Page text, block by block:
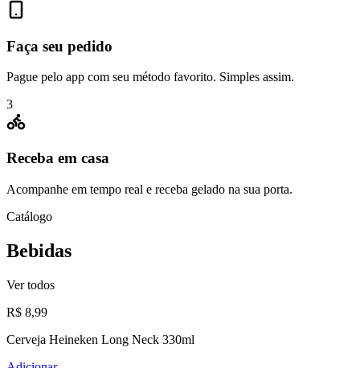
Faça seu pedido
Pague pelo app com seu método favorito. Simples assim.
3
Receba em casa
Acompanhe em tempo real e receba gelado na sua porta.
Catálogo
Bebidas
Ver todos
R$ 8,99
Cerveja Heineken Long Neck 330ml